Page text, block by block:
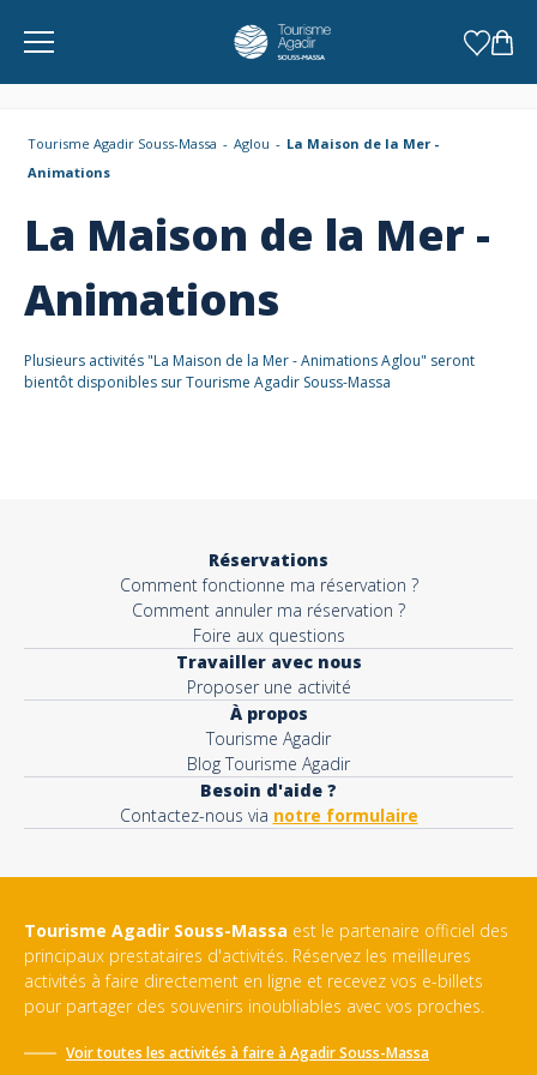
Tourisme Agadir Souss-Massa Aglou
La Maison de la Mer -
Animations
La Maison de la Mer -
Animations
Plusieurs activités "La Maison de la Mer - Animations Aglou" seront
bientôt disponibles sur Tourisme Agadir Souss-Massa
Réservations
Comment fonctionne ma réservation ?
Comment annuler ma réservation ?
Foire aux questions
Travailler avec nous
Proposer une activité
À propos
Tourisme Agadir
Blog Tourisme Agadir
Besoin d'aide ?
Contactez-nous via notre formulaire
Tourisme Agadir Souss-Massa est le partenaire officiel des
principaux prestataires d'activités. Réservez les meilleures
activités à faire directement en ligne et recevez vos e-billets
pour partager des souvenirs inoubliables avec vos proches.
Voir toutes les activités à faire àAgadir Souss-Massa